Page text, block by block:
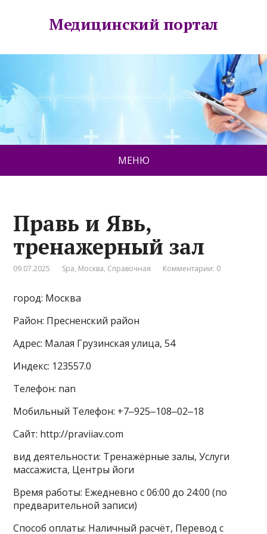
Медицинский портал
МЕНЮ
Правь и Явь,
тренажерный зал
09.07.2025 Spa, Москва, Справочная Комментарии: 0
город: Москва
Район: Пресненский район
Адрес: Малая Грузинская улица, 54
Индекс: 123557.0
Телефон: nan
Мобильный Телефон: +7‒925‒108‒02‒18
Сайт: http://praviiav.com
вид деятельности: Тренажёрные залы, Услуги
массажиста, Центры йоги
Время работы: Ежедневно с 06:00 до 24:00 (по
предварительной записи)
Способ оплаты: Наличный расчёт, Перевод с